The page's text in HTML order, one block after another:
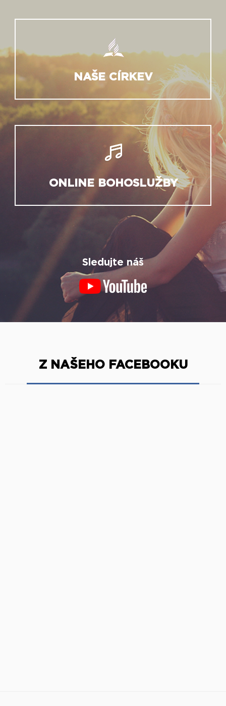
NAŠE CÍRKEV
ONLINE BOHOSLUŽBY
Sledujte náš
Z NAŠEHO FACEBOOKU